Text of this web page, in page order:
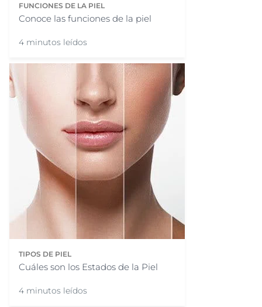
FUNCIONES DE LA PIEL
Conoce las funciones de la piel
4 minutos leídos
TIPOS DE PIEL
Cuáles son los Estados de la Piel
4 minutos leídos